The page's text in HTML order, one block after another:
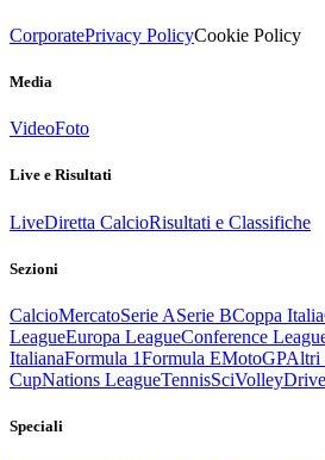
CorporatePrivacy PolicyCookie Policy
Media
VideoFoto
Live e Risultati
LiveDiretta CalcioRisultati e Classifiche
Sezioni
CalcioMercatoSerie ASerie BCoppa Italia
LeagueEuropa LeagueConference
ItalianaFormula 1Formula EMotoGPAltri
CupNations LeagueTennisSciVolley
Speciali